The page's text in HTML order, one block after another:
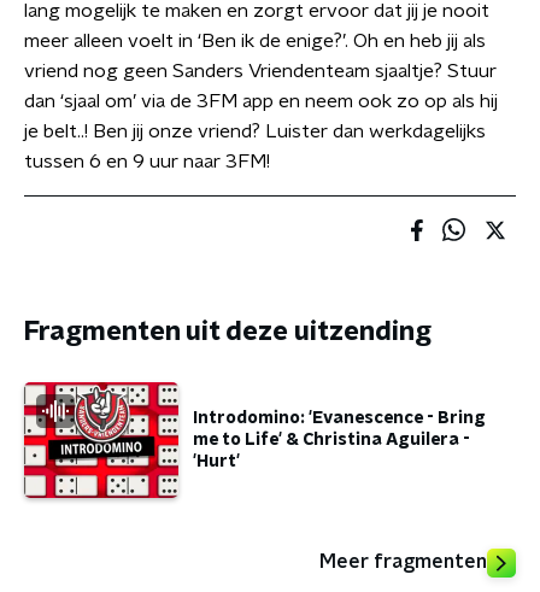
lang mogelijk te maken en zorgt ervoor dat jij je nooit
meer alleen voelt in ‘Ben ik de enige?’. Oh en heb jij als
vriend nog geen Sanders Vriendenteam sjaaltje? Stuur
dan ‘sjaal om’ via de 3FM app en neem ook zo op als hij
je belt..! Ben jij onze vriend? Luister dan werkdagelijks
tussen 6 en 9 uur naar 3FM!
Fragmenten uit deze uitzending
Introdomino: 'Evanescence - Bring
me to Life' & Christina Aguilera -
'Hurt'
Meer fragmenten